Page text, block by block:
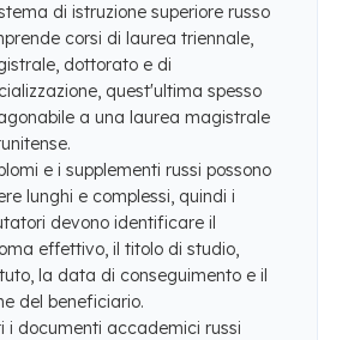
di istruzione superiore russo
corsi di laurea triennale,
dottorato e di
quest'ultima spesso
a una laurea magistrale
e i supplementi russi possono
lunghi e complessi, quindi i
devono identificare il
effettivo, il titolo di studio,
la data di conseguimento e il
del beneficiario.
i documenti accademici russi